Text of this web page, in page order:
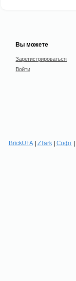
Вы можете
Зарегистрироваться
Войти
BrickUFA| ZTark| Софт|